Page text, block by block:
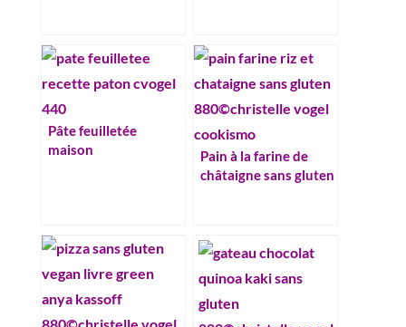
Pâte feuilletée
maison
Pain à la farine de
châtaigne sans gluten